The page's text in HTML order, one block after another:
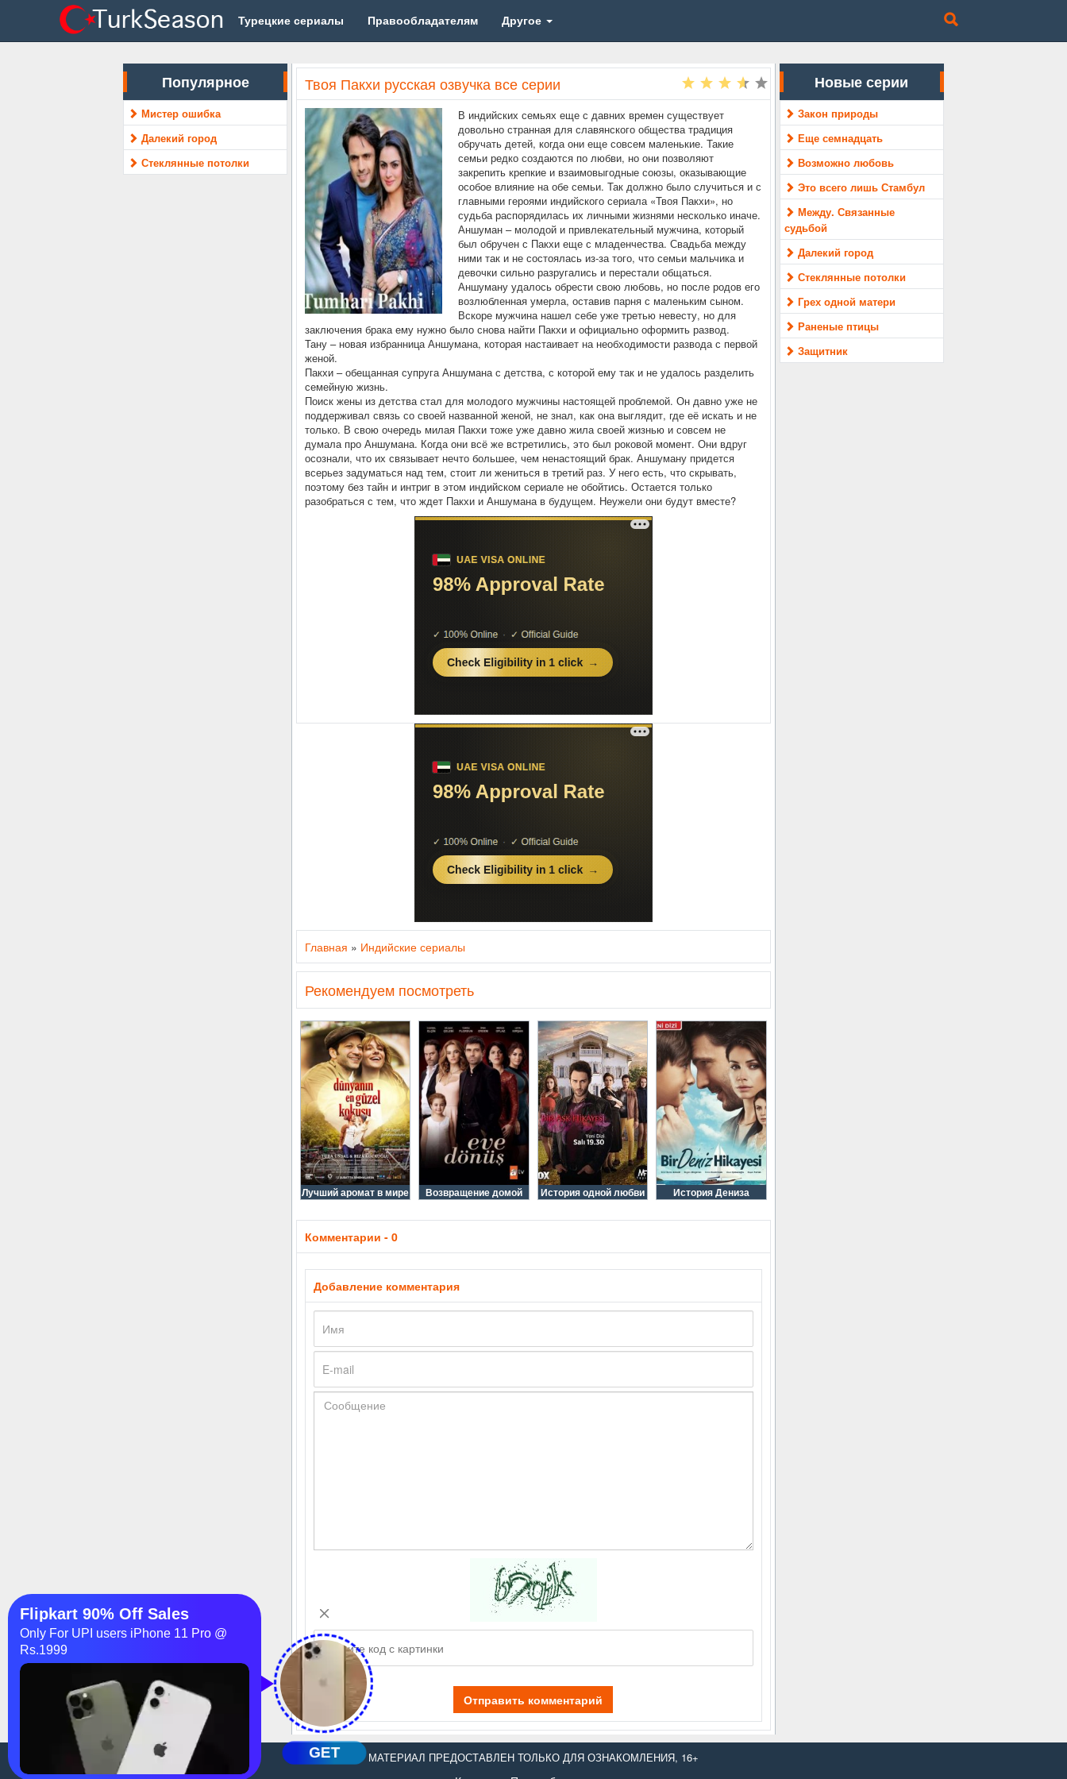
Турецкие сериалы Правообладателям Другое
Популярное
Мистер ошибка
Далекий город
Стеклянные потолки
Твоя Пакхи русская озвучка все серии
В индийских семьях еще с давних времен существует
довольно странная для славянского общества традиция
обручать детей, когда они еще совсем маленькие. Такие
семьи редко создаются по любви, но они позволяют
закрепить крепкие и взаимовыгодные союзы, оказывающие
особое влияние на обе семьи. Так должно было случиться и с
главными героями индийского сериала «Твоя Пакхи», но
судьба распорядилась их личными жизнями несколько иначе.
Аншуман – молодой и привлекательный мужчина, который
был обручен с Пакхи еще с младенчества. Свадьба между
ними так и не состоялась из-за того, что семьи мальчика и
девочки сильно разругались и перестали общаться.
Аншуману удалось обрести свою любовь, но после родов его
возлюбленная умерла, оставив парня с маленьким сыном.
Вскоре мужчина нашел себе уже третью невесту, но для
заключения брака ему нужно было снова найти Пакхи и официально оформить развод.
Тану – новая избранница Аншумана, которая настаивает на необходимости развода с первой
женой.
Пакхи – обещанная супруга Аншумана с детства, с которой ему так и не удалось разделить
семейную жизнь.
Поиск жены из детства стал для молодого мужчины настоящей проблемой. Он давно уже не
поддерживал связь со своей названной женой, не знал, как она выглядит, где её искать и не
только. В свою очередь милая Пакхи тоже уже давно жила своей жизнью и совсем не
думала про Аншумана. Когда они всё же встретились, это был роковой момент. Они вдруг
осознали, что их связывает нечто большее, чем ненастоящий брак. Аншуману придется
всерьез задуматься над тем, стоит ли жениться в третий раз. У него есть, что скрывать,
поэтому без тайн и интриг в этом индийском сериале не обойтись. Остается только
разобраться с тем, что ждет Пакхи и Аншумана в будущем. Неужели они будут вместе?
Главная » Индийские сериалы
Рекомендуем посмотреть
Лучший аромат в мире Возвращение домой История одной любви История Дениза
Комментарии - 0
Добавление комментария
Отправить комментарий
Новые серии
Закон природы
Еще семнадцать
Возможно любовь
Это всего лишь Стамбул
Между. Связанные
судьбой
Далекий город
Стеклянные потолки
Грех одной матери
Раненые птицы
Защитник
МАТЕРИАЛ ПРЕДОСТАВЛЕН ТОЛЬКО ДЛЯ ОЗНАКОМЛЕНИЯ, 16+